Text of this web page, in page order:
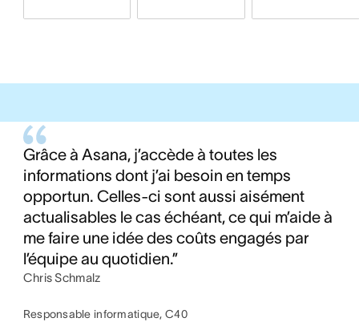
Grâce à Asana, j’accède à toutes les
informations dont j’ai besoin en temps
opportun. Celles-ci sont aussi aisément
actualisables le cas échéant, ce qui m’aide à
me faire une idée des coûts engagés par
l’équipe au quotidien.”
Chris Schmalz
Responsable informatique, C40